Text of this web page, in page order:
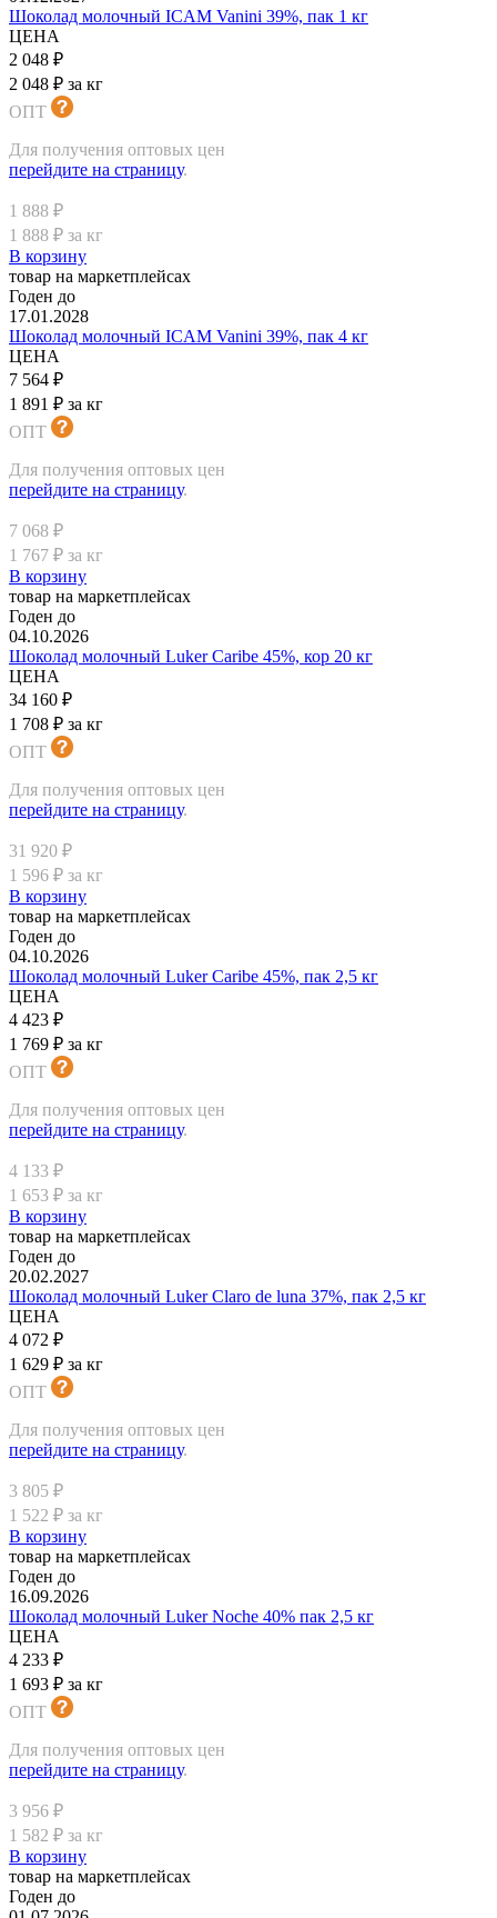
Шоколад молочный ICAM Vanini 39%, пак 1 кг
ЦЕНА
2 048 ₽
2 048 ₽ за кг
ОПТ
Для получения оптовых цен
перейдите на страницу.
1 888 ₽
1 888 ₽ за кг
В корзину
товар на маркетплейсах
Годен до
17.01.2028
Шоколад молочный ICAM Vanini 39%, пак 4 кг
ЦЕНА
7 564 ₽
1 891 ₽ за кг
ОПТ
Для получения оптовых цен
перейдите на страницу.
7 068 ₽
1 767 ₽ за кг
В корзину
товар на маркетплейсах
Годен до
04.10.2026
Шоколад молочный Luker Caribe 45%, кор 20 кг
ЦЕНА
34 160 ₽
1 708 ₽ за кг
ОПТ
Для получения оптовых цен
перейдите на страницу.
31 920 ₽
1 596 ₽ за кг
В корзину
товар на маркетплейсах
Годен до
04.10.2026
Шоколад молочный Luker Caribe 45%, пак 2,5 кг
ЦЕНА
4 423 ₽
1 769 ₽ за кг
ОПТ
Для получения оптовых цен
перейдите на страницу.
4 133 ₽
1 653 ₽ за кг
В корзину
товар на маркетплейсах
Годен до
20.02.2027
Шоколад молочный Luker Claro de luna 37%, пак 2,5 кг
ЦЕНА
4 072 ₽
1 629 ₽ за кг
ОПТ
Для получения оптовых цен
перейдите на страницу.
3 805 ₽
1 522 ₽ за кг
В корзину
товар на маркетплейсах
Годен до
16.09.2026
Шоколад молочный Luker Noche 40% пак 2,5 кг
ЦЕНА
4 233 ₽
1 693 ₽ за кг
ОПТ
Для получения оптовых цен
перейдите на страницу.
3 956 ₽
1 582 ₽ за кг
В корзину
товар на маркетплейсах
Годен до